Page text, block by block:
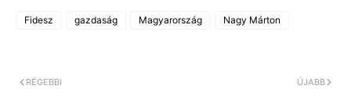
Fidesz gazdaság Magyarország Nagy Márton
ÚJABB
RÉGEBBI